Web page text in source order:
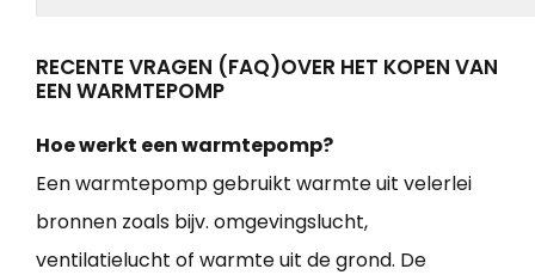
RECENTE VRAGEN (FAQ)OVER HET KOPEN VAN
EEN WARMTEPOMP
Hoe werkt een warmtepomp?
Een warmtepomp gebruikt warmte uit velerlei
bronnen zoals bijv. omgevingslucht,
ventilatielucht of warmte uit de grond. De